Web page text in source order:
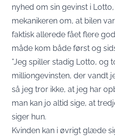
nyhed om sin gevinst i
mekanikeren om, at bilen
faktisk allerede fået flere
måde kom både først og
”Jeg spiller stadig Lotto, og
milliongevinsten, der vandt
så jeg tror ikke, at jeg har
man kan jo altid sige, at
siger hun.
Kvinden kan i øvrigt glæde